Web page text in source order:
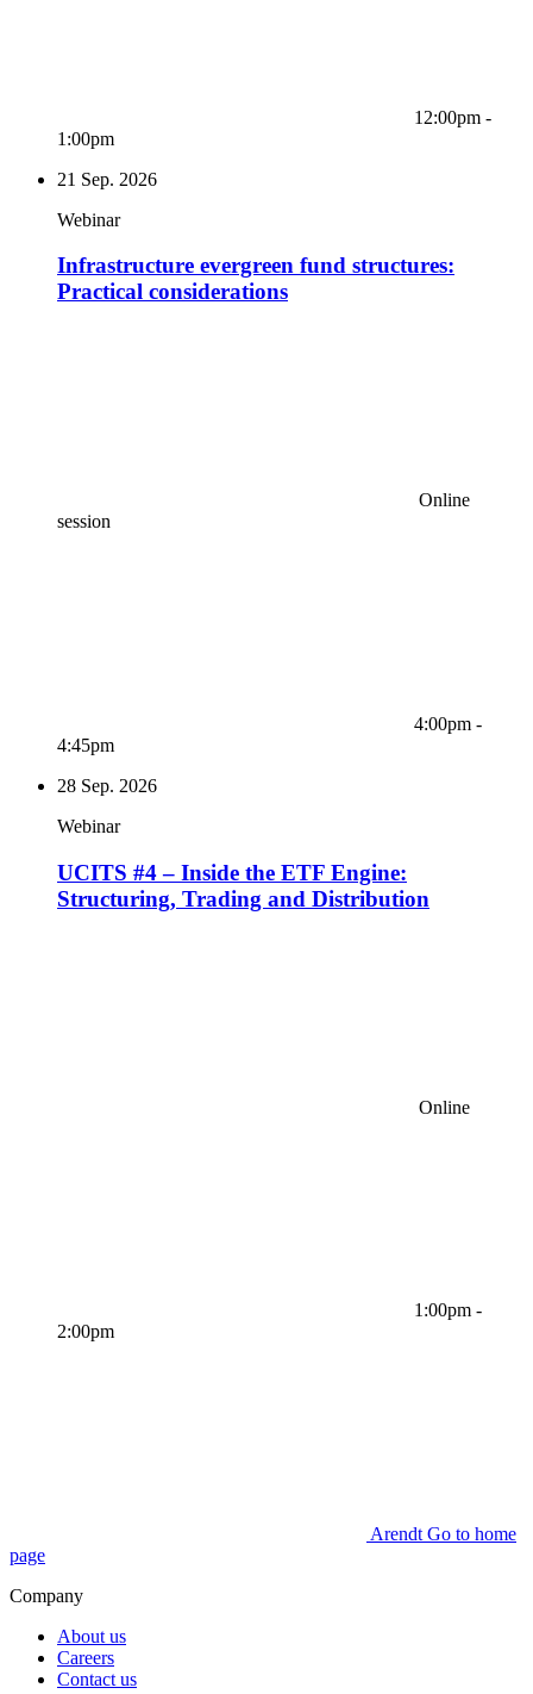
12:00pm -
1:00pm
21 Sep. 2026
Webinar
Infrastructure evergreen fund structures:
Practical considerations
Online
session
4:00pm -
4:45pm
28 Sep. 2026
Webinar
UCITS #4 – Inside the ETF Engine:
Structuring, Trading and Distribution
Online
1:00pm -
2:00pm
Arendt Go to home
page
Company
About us
Careers
Contact us